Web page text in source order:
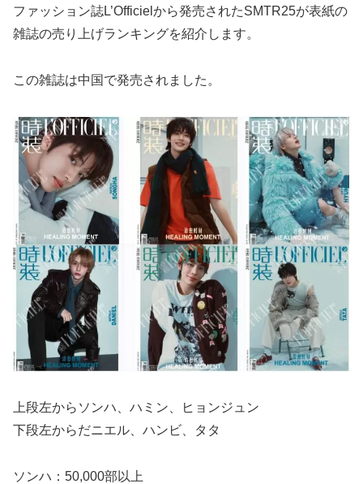
ファッション誌L’Officielから発売されたSMTR25が表紙の
雑誌の売り上げランキングを紹介します。
この雑誌は中国で発売されました。
上段左からソンハ、ハミン、ヒョンジュン
下段左からだニエル、ハンビ、タタ
ソンハ：50,000部以上